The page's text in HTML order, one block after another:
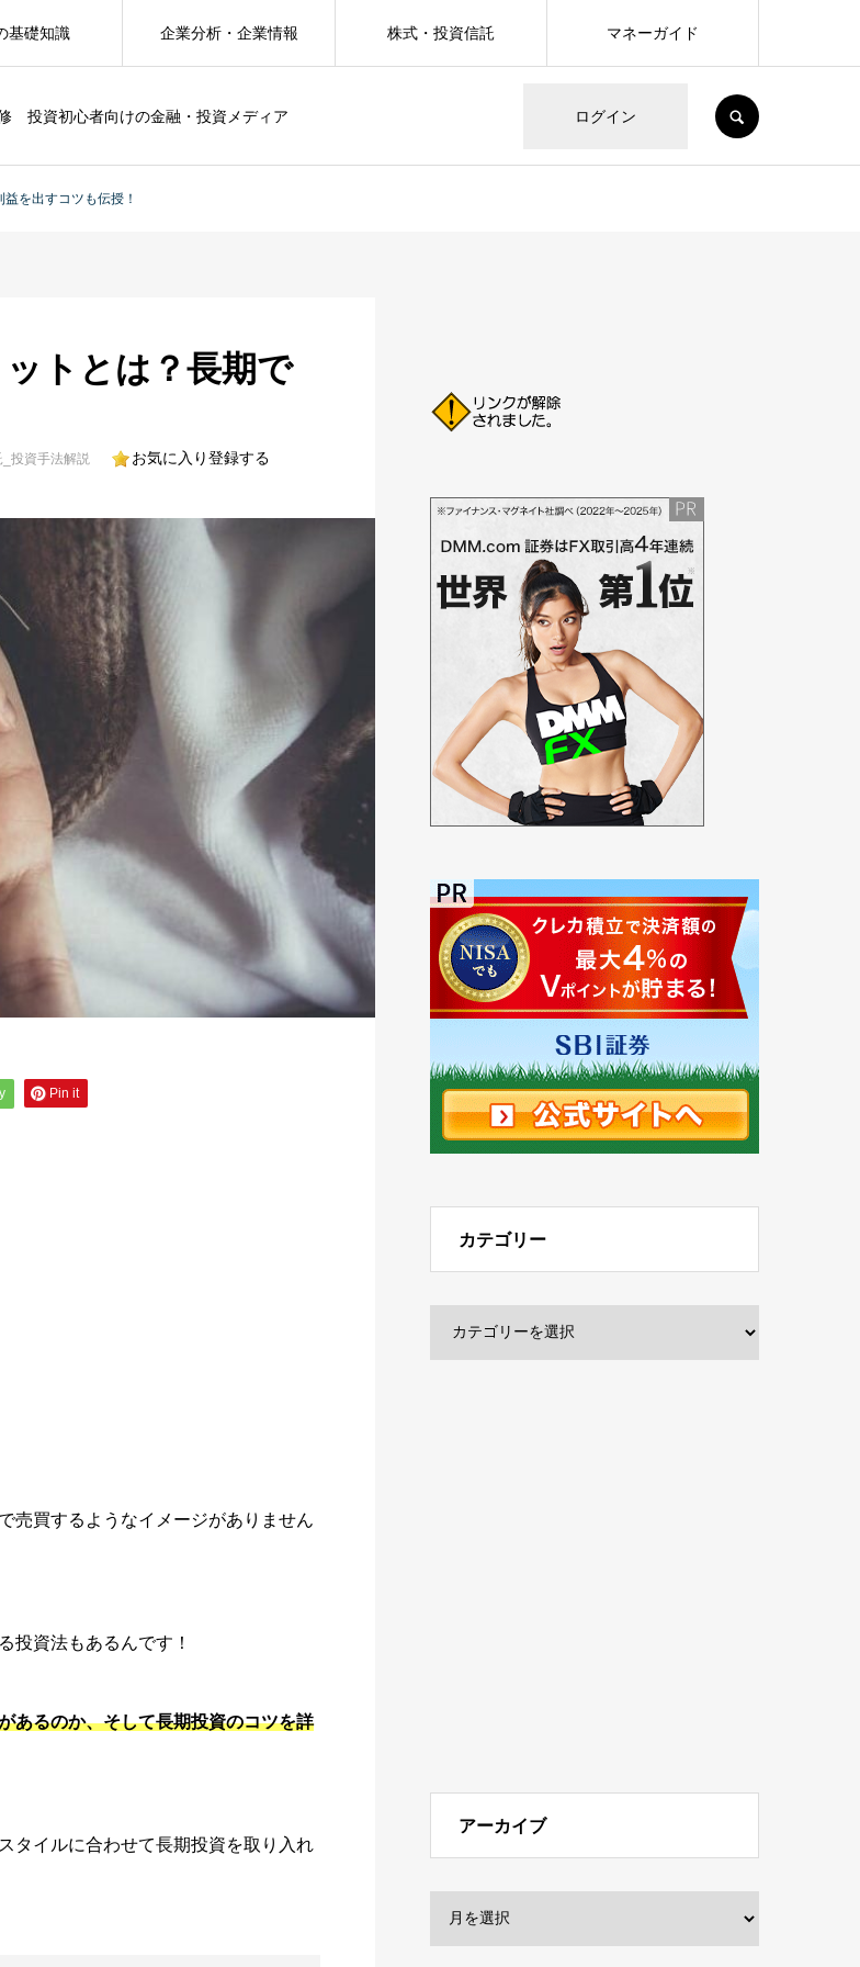
投資初心者向けの金融・投資メディア ログイン
基礎知識 企業分析・企業情報 株式・投資信託 マネーガイド
を出すコツも伝授！
トとは？長期で
投資手法解説 お気に入り登録する
Pin it
売買するようなイメージがありません
投資法もあるんです！
あるのか、そして長期投資のコツを詳
タイルに合わせて長期投資を取り入れ
カテゴリー
アーカイブ